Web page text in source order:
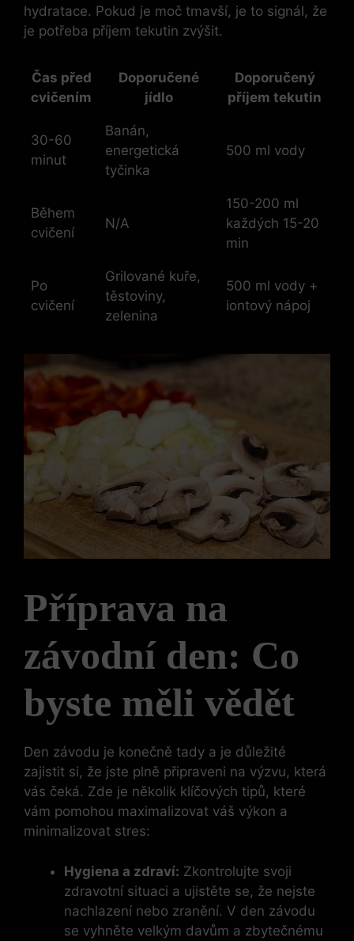
hydratace. Pokud je moč tmavší, je to signál, že
je potřeba příjem tekutin zvýšit.
Čas před
cvičením
Doporučené
jídlo
Doporučený
příjem tekutin
30-60
minut
Banán,
energetická
tyčinka
500 ml vody
Během
cvičení
N/A
150-200 ml
každých 15-20
min
Po
cvičení
Grilované kuře,
těstoviny,
zelenina
500 ml vody +
iontový nápoj
Příprava na
závodní den: Co
byste měli vědět
Den závodu je konečně tady a je důležité
zajistit si, že jste plně připraveni na výzvu, která
vás čeká. Zde je několik klíčových tipů, které
vám pomohou maximalizovat váš výkon a
minimalizovat stres:
Hygiena a zdraví: Zkontrolujte svoji
zdravotní situaci a ujistěte se, že nejste
nachlazení nebo zranění. V den závodu
se vyhněte velkým davům a zbytečnému